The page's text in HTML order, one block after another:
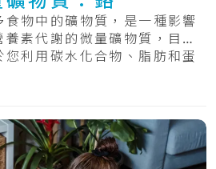
物中的礦物質，是一種影響
素代謝的微量礦物質，目前
利用碳水化合物、脂肪和蛋